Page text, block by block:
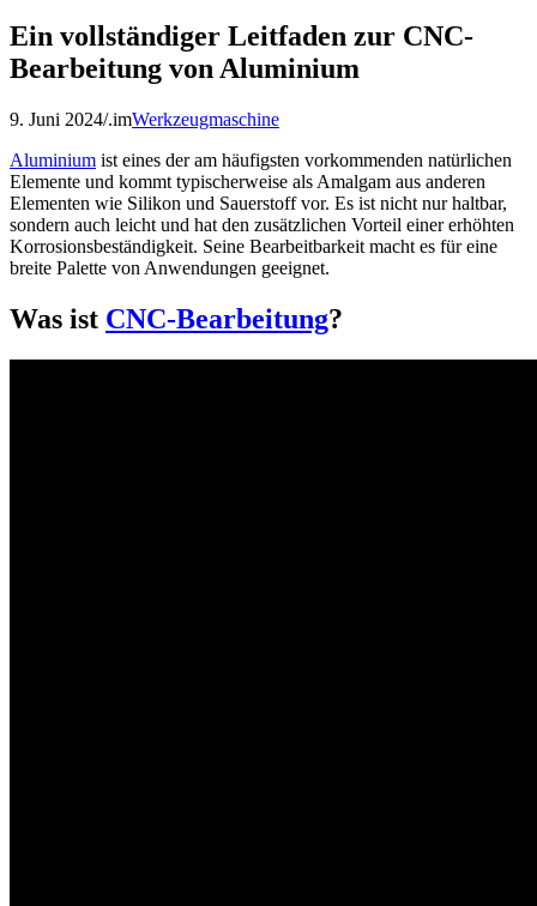
Ein vollständiger Leitfaden zur CNC-
Bearbeitung von Aluminium
9. Juni 2024/.imWerkzeugmaschine
Aluminium ist eines der am häufigsten vorkommenden natürlichen
Elemente und kommt typischerweise als Amalgam aus anderen
Elementen wie Silikon und Sauerstoff vor. Es ist nicht nur haltbar,
sondern auch leicht und hat den zusätzlichen Vorteil einer erhöhten
Korrosionsbeständigkeit. Seine Bearbeitbarkeit macht es für eine
breite Palette von Anwendungen geeignet.
Was ist CNC-Bearbeitung?